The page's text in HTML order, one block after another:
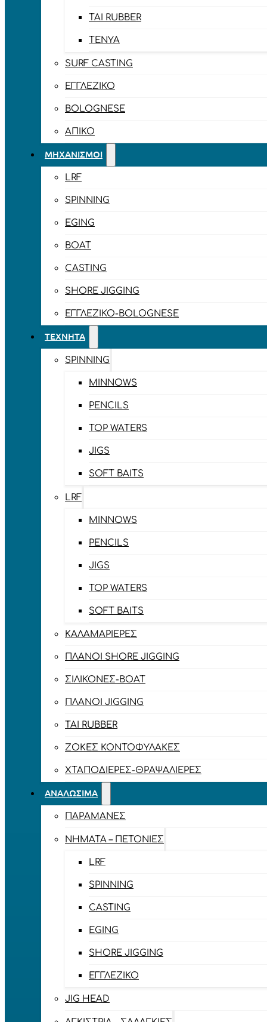
TAI RUBBER
TENYA
SURF CASTING
ΕΓΓΛΈΖΙΚΟ
BOLOGNESE
ΑΠΊΚΟ
ΜΗΧΑΝΙΣΜΟΊ
LRF
SPINNING
EGING
BOAT
CASTING
SHORE JIGGING
ΕΓΓΛΈΖΙΚΟ-BOLOGNESE
ΤΕΧΝΗΤΆ
SPINNING
MINNOWS
PENCILS
TOP WATERS
JIGS
SOFT BAITS
LRF
MINNOWS
PENCILS
JIGS
TOP WATERS
SOFT BAITS
ΚΑΛΑΜΑΡΙΈΡΕΣ
ΠΛΆΝΟΙ SHORE JIGGING
ΣΙΛΙΚΌΝΕΣ-BOAT
ΠΛΆΝΟΙ JIGGING
TAI RUBBER
ΖΌΚΕΣ ΚΟΝΤΟΦΎΛΑΚΕΣ
ΧΤΑΠΟΔΙΈΡΕΣ-ΘΡΑΨΑΛΙΈΡΕΣ
ΑΝΑΛΏΣΙΜΑ
ΠΑΡΑΜΆΝΕΣ
ΝΉΜΑΤΑ – ΠΕΤΟΝΙΈΣ
LRF
SPINNING
CASTING
EGING
SHORE JIGGING
ΕΓΓΛΈΖΙΚΟ
JIG HEAD